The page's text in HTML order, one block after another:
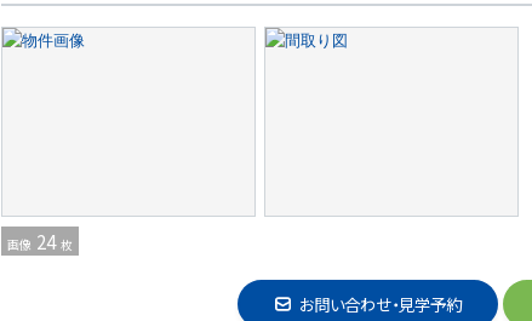
画像 24 枚
お問い合わせ・見学予約